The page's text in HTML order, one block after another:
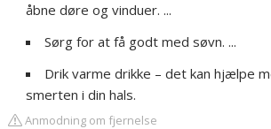
åbne døre og vinduer. ...
Sørg for at få godt med søvn. ...
Drik varme drikke – det kan hjælpe
smerten i din hals.
Anmodning om fjernelse